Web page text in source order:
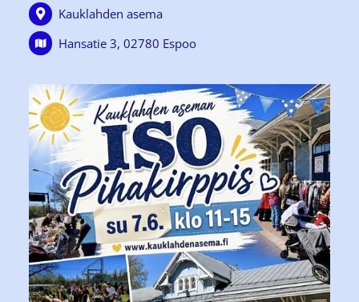
Kauklahden asema
Hansatie 3, 02780 Espoo